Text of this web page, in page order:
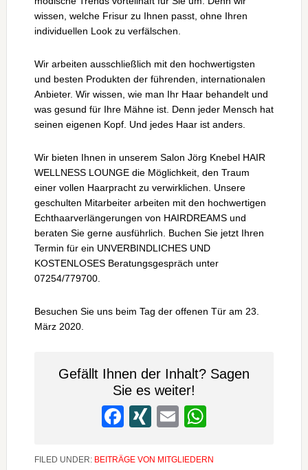
wissen, welche Frisur zu Ihnen passt, ohne Ihren
individuellen Look zu verfälschen.
Wir arbeiten ausschließlich mit den hochwertigsten
und besten Produkten der führenden, internationalen
Anbieter. Wir wissen, wie man Ihr Haar behandelt und
was gesund für Ihre Mähne ist. Denn jeder Mensch hat
seinen eigenen Kopf. Und jedes Haar ist anders.
Wir bieten Ihnen in unserem Salon Jörg Knebel HAIR
WELLNESS LOUNGE die Möglichkeit, den Traum
einer vollen Haarpracht zu verwirklichen. Unsere
geschulten Mitarbeiter arbeiten mit den hochwertigen
Echthaarverlängerungen von HAIRDREAMS und
beraten Sie gerne ausführlich. Buchen Sie jetzt Ihren
Termin für ein UNVERBINDLICHES UND
KOSTENLOSES Beratungsgespräch unter
07254/779700.
Besuchen Sie uns beim Tag der offenen Tür am 23.
März 2020.
Gefällt Ihnen der Inhalt? Sagen
Sie es weiter!
Facebook
XINGEmail
FILED UNDER: BEITRÄGE VON MITGLIEDERN